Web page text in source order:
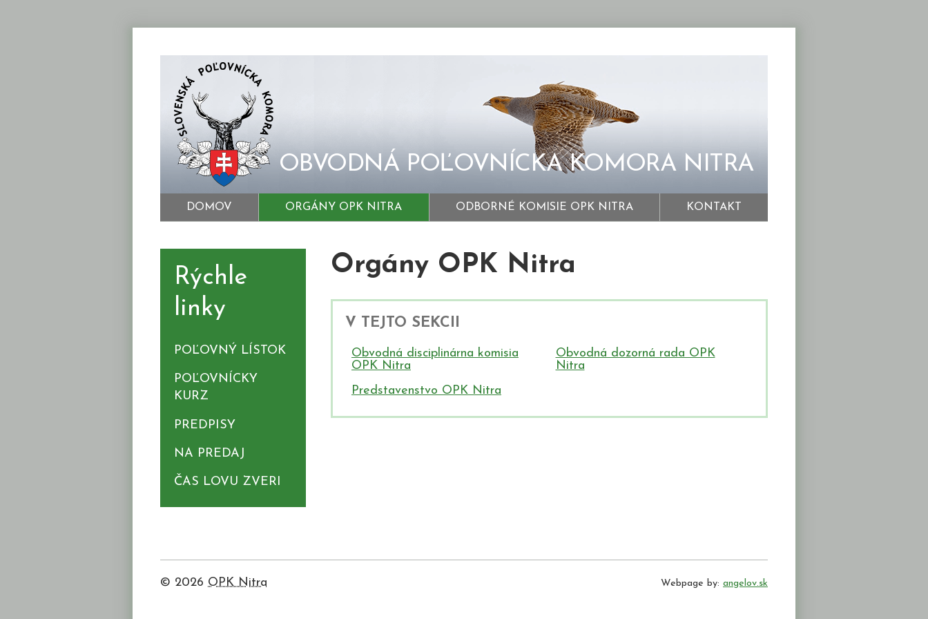
OBVODNÁ POĽOVNÍCKA KOMORA NITRA
DOMOV ORGÁNY OPK NITRA ODBORNÉ KOMISIE OPK NITRA KONTAKT
Orgány OPK Nitra
V TEJTO SEKCII
Obvodná disciplinárna komisia
OPK Nitra
​Obvodná d​ozorná rada OPK
Nitra
Predstavenstvo OPK N​itra
Rýchle
linky
POĽOVNÝ LÍSTOK
POĽOVNÍCKY
KURZ
PREDPISY
NA PREDAJ
ČAS LOVU ZVERI
© 2026 OPK Nitra Webpage by: angelov.sk